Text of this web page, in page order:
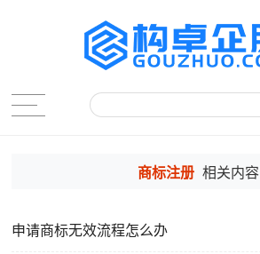
商标注册 相关内容
申请商标无效流程怎么办